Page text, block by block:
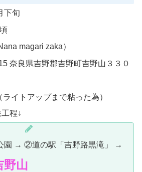
下旬
magari zaka）
奈良県吉野郡吉野町吉野山３３０
イトアップまで粘った為）
程↓
園 → ②道の駅「吉野路黒滝」 →
山